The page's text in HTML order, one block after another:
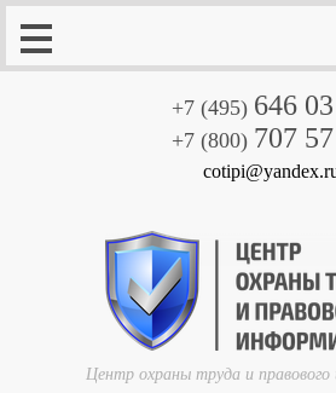
+7 (495) 646
+7 (800) 707
Центр охраны труда и правового